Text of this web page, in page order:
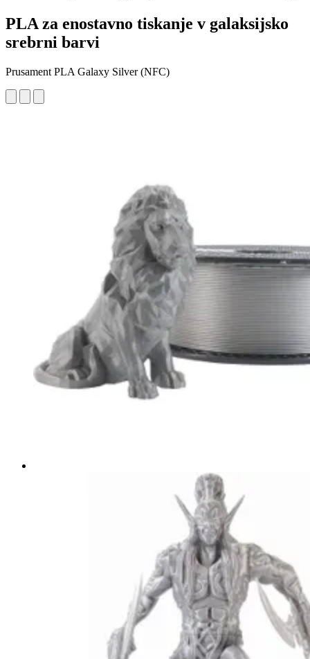
PLA za enostavno tiskanje v galaksijsko
srebrni barvi
Prusament PLA Galaxy Silver (NFC)